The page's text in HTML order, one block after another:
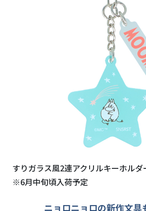
すりガラス風2連アクリルキーホルダ
※6月中旬頃入荷予定
ニョロニョロの新作文具